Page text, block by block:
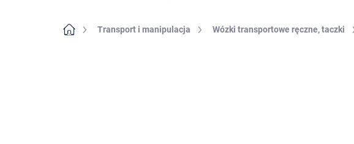
HomeTransport i manipulacja Wózki transportowe ręczne, taczki